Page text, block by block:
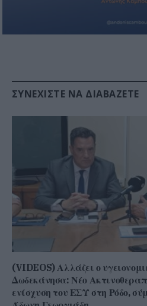
ΣΥΝΕΧΊΣΤΕ ΝΑ ΔΙΑΒΆΖΕΤΕ
(VIDEOS) Αλλάζει ο
Δωδεκάνησα: Νέο
ενίσχυση του ΕΣΥ στη Ρόδο,